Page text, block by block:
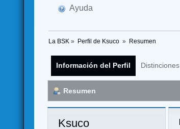
Ayuda
La BSK » Perfil de Ksuco » Resumen
Información del Perfil Distinciones
Resumen
Ksuco